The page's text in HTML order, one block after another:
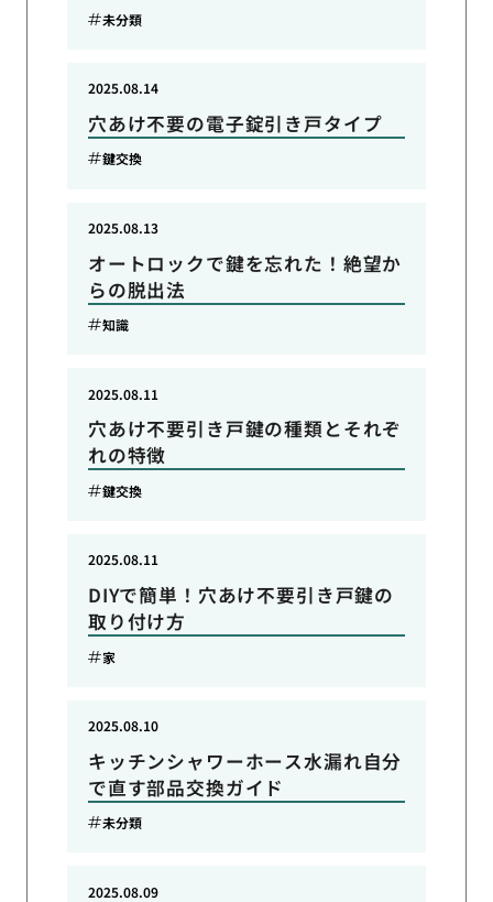
未分類
穴あけ不要の電子錠引き戸タイプ
2025.08.14
鍵交換
オートロックで鍵を忘れた！絶望か
らの脱出法
2025.08.13
知識
穴あけ不要引き戸鍵の種類とそれぞ
れの特徴
2025.08.11
鍵交換
DIYで簡単！穴あけ不要引き戸鍵の
取り付け方
2025.08.11
家
キッチンシャワーホース水漏れ自分
で直す部品交換ガイド
2025.08.10
未分類
2025.08.09